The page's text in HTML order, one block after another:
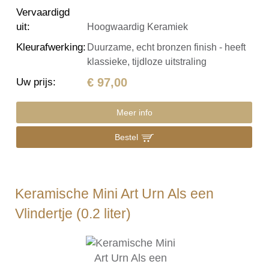
Vervaardigd
uit: Hoogwaardig Keramiek
Kleurafwerking: Duurzame, echt bronzen finish - heeft
klassieke, tijdloze uitstraling
Uw prijs: € 97,00
Meer info
Bestel
Keramische Mini Art Urn Als een
Vlindertje (0.2 liter)